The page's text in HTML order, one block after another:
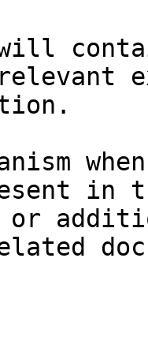
will
in